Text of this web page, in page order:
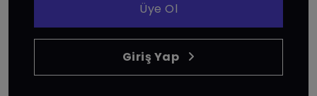
Üye Ol
Giriş Yap